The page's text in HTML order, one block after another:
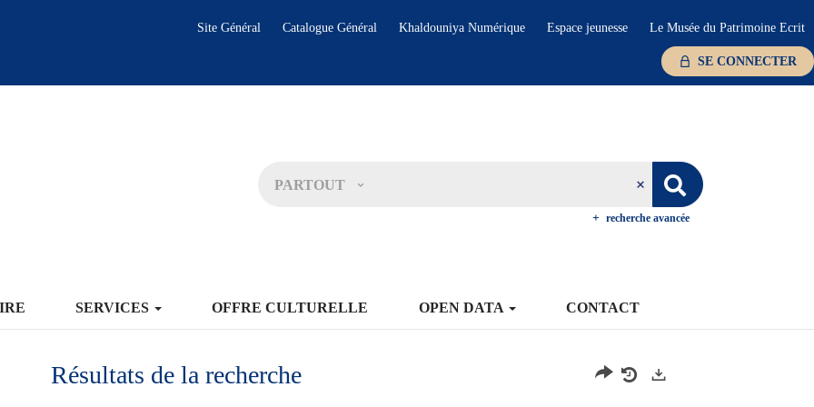
Site Général Catalogue Général Khaldouniya Numérique Espace jeunesse Le Musée du Patrimoine Ecrit
SE CONNECTER
PARTOUT
recherche avancée
SERVICES OFFRE CULTURELLE OPEN DATA CONTACT
Résultats de la recherche